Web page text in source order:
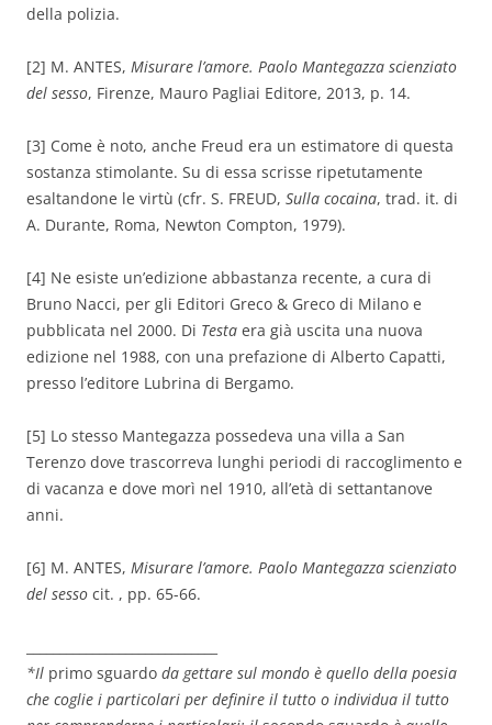
della polizia.
[2] M. ANTES, Misurare l’amore. Paolo Mantegazza scienziato
del sesso, Firenze, Mauro Pagliai Editore, 2013, p. 14.
[3] Come è noto, anche Freud era un estimatore di questa
sostanza stimolante. Su di essa scrisse ripetutamente
esaltandone le virtù (cfr. S. FREUD, Sulla cocaina, trad. it. di
A. Durante, Roma, Newton Compton, 1979).
[4] Ne esiste un’edizione abbastanza recente, a cura di
Bruno Nacci, per gli Editori Greco & Greco di Milano e
pubblicata nel 2000. Di Testa era già uscita una nuova
edizione nel 1988, con una prefazione di Alberto Capatti,
presso l’editore Lubrina di Bergamo.
[5] Lo stesso Mantegazza possedeva una villa a San
Terenzo dove trascorreva lunghi periodi di raccoglimento e
di vacanza e dove morì nel 1910, all’età di settantanove
anni.
[6] M. ANTES, Misurare l’amore. Paolo Mantegazza scienziato
del sesso cit. , pp. 65-66.
*Il primo sguardo da gettare sul mondo è quello della poesia
che coglie i particolari per definire il tutto o individua il tutto